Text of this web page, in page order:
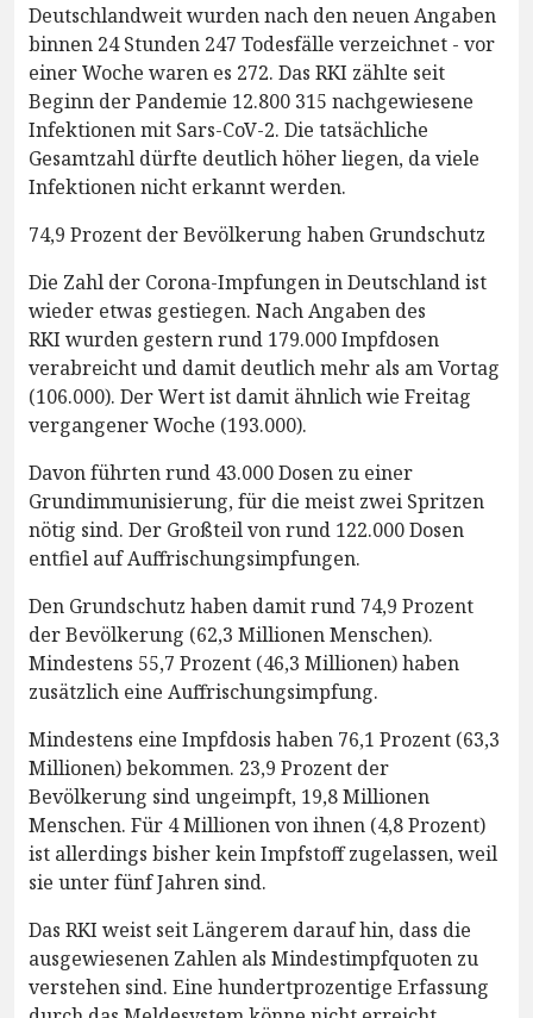
Deutschlandweit wurden nach den neuen Angaben
binnen 24 Stunden 247 Todesfälle verzeichnet - vor
einer Woche waren es 272. Das RKI zählte seit
Beginn der Pandemie 12.800 315 nachgewiesene
Infektionen mit Sars-CoV-2. Die tatsächliche
Gesamtzahl dürfte deutlich höher liegen, da viele
Infektionen nicht erkannt werden.
74,9 Prozent der Bevölkerung haben Grundschutz
Die Zahl der Corona-Impfungen in Deutschland ist
wieder etwas gestiegen. Nach Angaben des
RKI wurden gestern rund 179.000 Impfdosen
verabreicht und damit deutlich mehr als am Vortag
(106.000). Der Wert ist damit ähnlich wie Freitag
vergangener Woche (193.000).
Davon führten rund 43.000 Dosen zu einer
Grundimmunisierung, für die meist zwei Spritzen
nötig sind. Der Großteil von rund 122.000 Dosen
entfiel auf Auffrischungsimpfungen.
Den Grundschutz haben damit rund 74,9 Prozent
der Bevölkerung (62,3 Millionen Menschen).
Mindestens 55,7 Prozent (46,3 Millionen) haben
zusätzlich eine Auffrischungsimpfung.
Mindestens eine Impfdosis haben 76,1 Prozent (63,3
Millionen) bekommen. 23,9 Prozent der
Bevölkerung sind ungeimpft, 19,8 Millionen
Menschen. Für 4 Millionen von ihnen (4,8 Prozent)
ist allerdings bisher kein Impfstoff zugelassen, weil
sie unter fünf Jahren sind.
Das RKI weist seit Längerem darauf hin, dass die
ausgewiesenen Zahlen als Mindestimpfquoten zu
verstehen sind. Eine hundertprozentige Erfassung